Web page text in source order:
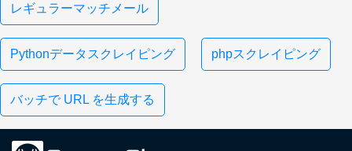
レギュラーマッチメール
Pythonデータスクレイピング phpスクレイピング
バッチで URL を生成する